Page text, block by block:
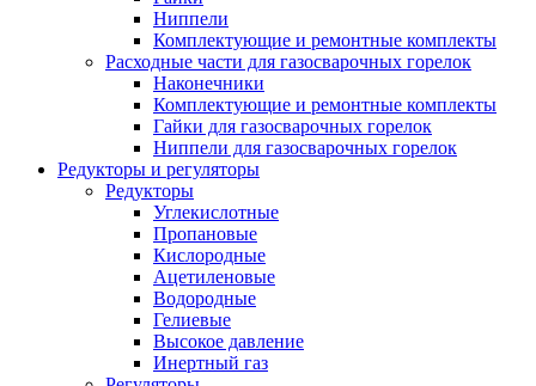
Ниппели
Комплектующие и ремонтные комплекты
Расходные части для газосварочных горелок
Наконечники
Комплектующие и ремонтные комплекты
Гайки для газосварочных горелок
Ниппели для газосварочных горелок
Редукторы и регуляторы
Редукторы
Углекислотные
Пропановые
Кислородные
Ацетиленовые
Водородные
Гелиевые
Высокое давление
Инертный газ